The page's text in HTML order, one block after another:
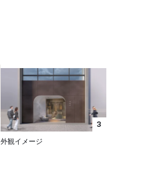
3
外観イメージ